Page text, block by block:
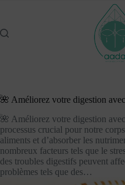
🌺 Améliorez votre digestion
🌺 Améliorez votre digestion
processus crucial pour notre
aliments et d’absorber les
nombreux facteurs tels que le
des troubles digestifs peuvent
problèmes tels que des…